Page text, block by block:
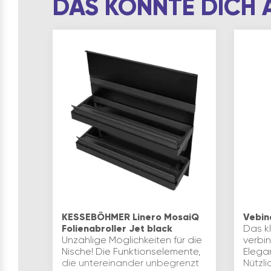
DAS KÖNNTE DICH
KESSEBÖHMER Linero MosaiQ
Folienabroller Jet black
Unzählige Möglichkeiten für die
Nische! Die Funktionselemente,
die untereinander unbegrenzt
Das